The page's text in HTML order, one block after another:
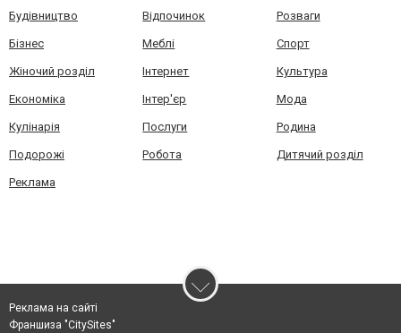
Будівництво Відпочинок Розваги
Бізнес Меблі Спорт
Жіночий розділ Інтернет Культура
Економіка Інтер'єр Мода
Кулінарія Послуги Родина
Подорожі Робота Дитячий розділ
Реклама
Реклама на сайті
Франшиза "CitySites"